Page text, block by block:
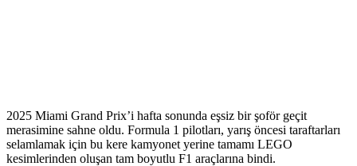
2025 Miami Grand Prix’i hafta sonunda eşsiz bir şoför geçit
merasimine sahne oldu. Formula 1 pilotları, yarış öncesi taraftarları
selamlamak için bu kere kamyonet yerine tamamı LEGO
kesimlerinden oluşan tam boyutlu F1 araçlarına bindi.